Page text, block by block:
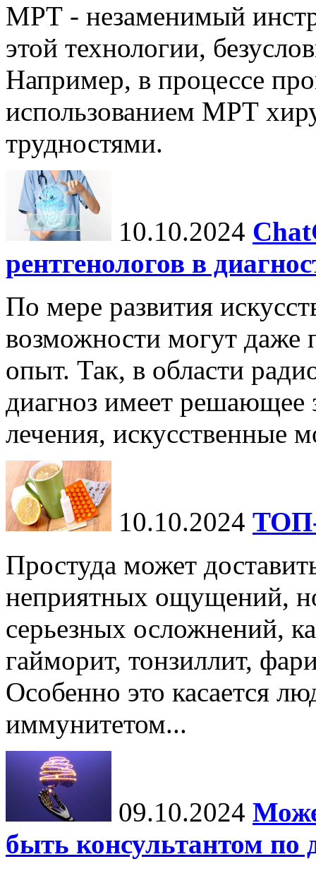
МРТ - незаменимый
этой технологии,
Например, в процессе
использованием МРТ
трудностями.
10.10.2024
рентгенологов в
По мере развития
возможности могут даже
опыт. Так, в области
диагноз имеет решающее
лечения, искусственные
10.10.2024 ТОП-
Простуда может
неприятных ощущений,
серьезных осложнений,
гайморит, тонзиллит,
Особенно это касается
иммунитетом...
09.10.2024
быть консультантом по